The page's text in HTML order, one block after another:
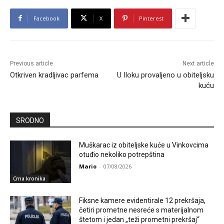
Facebook X Pinterest
Previous article
Otkriven kradljivac parfema
Next article
U Iloku provaljeno u obiteljsku
kuću
SRODNO
Crna kronika
Muškarac iz obiteljske kuće u Vinkovcima
otuđio nekoliko potrepština
Mario - 07/08/2026
Fiksne kamere evidentirale 12 prekršaja,
četiri prometne nesreće s materijalnom
štetom i jedan „teži prometni prekršaj“